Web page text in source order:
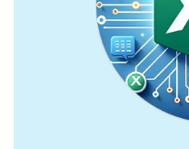
Delete
Application.
Application
.